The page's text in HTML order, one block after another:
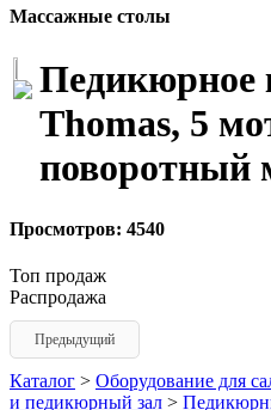
Массажные столы
Педикюрное
Thomas, 5
поворотный
Просмотров: 4540
Топ продаж
Распродажа
Предыдущий
Каталог > Оборудование для
и педикюрный зал >